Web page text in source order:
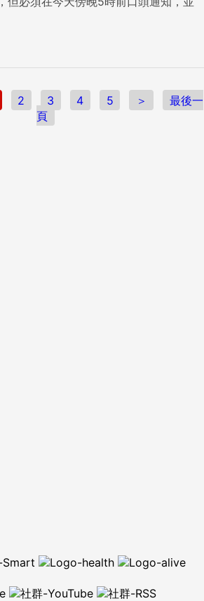
先是當面告知，再來是電話通知，離職
進行？因為一個部
一點顏面，並適時謝謝他」，絕對是你
職場厚道的表現。 {DS_BOX_9517} ...
2 3 4 5 ＞
最後一
頁